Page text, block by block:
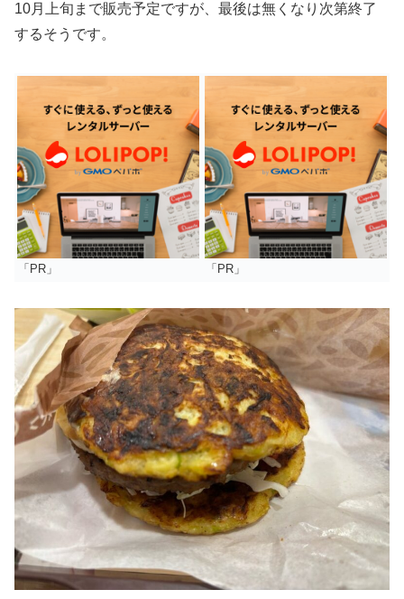
10月上旬まで販売予定ですが、最後は無くなり次第終了
するそうです。
「PR」 「PR」